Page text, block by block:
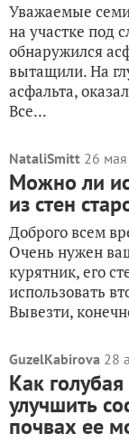
Уважаемые
на участке под
обнаружился
вытащили. На
асфальта,
Все...
NataliSmitt 26
Можно ли
из стен
Доброго всем
Очень нужен
курятник, его
использовать
Вывезти,
GuzelKabirova 28
Как
улучшить
почвах ее